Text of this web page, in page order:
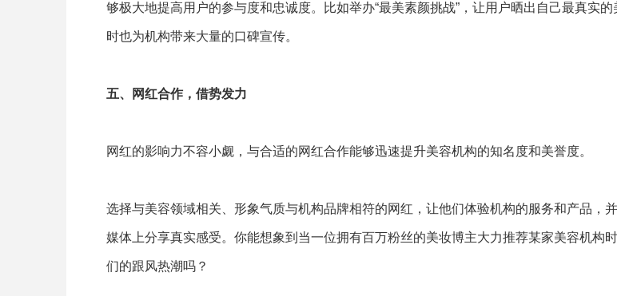
够极大地提高用户的参与度和忠诚度。比如举办“最美素颜挑战”，让用户晒出自己最真实的
时也为机构带来大量的口碑宣传。
五、网红合作，借势发力
网红的影响力不容小觑，与合适的网红合作能够迅速提升美容机构的知名度和美誉度。
选择与美容领域相关、形象气质与机构品牌相符的网红，让他们体验机构的服务和产品，
媒体上分享真实感受。你能想象到当一位拥有百万粉丝的美妆博主大力推荐某家美容机构
们的跟风热潮吗？